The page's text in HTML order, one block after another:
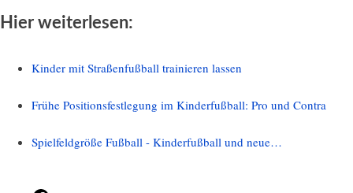
Hier weiterlesen:
Kinder mit Straßenfußball trainieren lassen
Frühe Positionsfestlegung im Kinderfußball: Pro und Contra
Spielfeldgröße Fußball - Kinderfußball und neue…